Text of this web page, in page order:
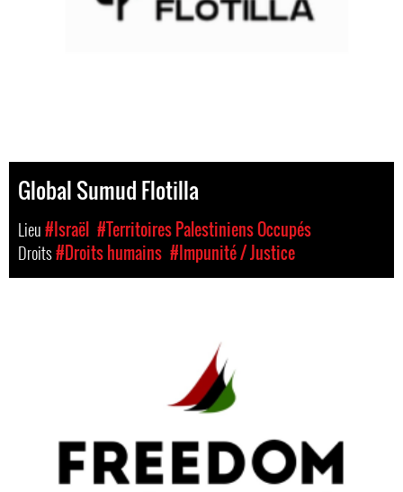
Global Sumud Flotilla
Lieu#Israël #Territoires Palestiniens Occupés
Droits#Droits humains #Impunité / Justice